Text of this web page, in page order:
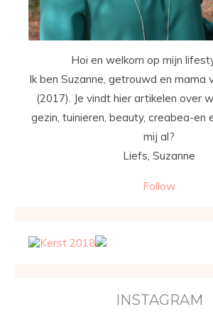
Hoi en welkom op mijn
Ik ben Suzanne, getrouwd en mama
(2017). Je vindt hier artikelen over
gezin, tuinieren, beauty, creabea-en
mij al?
Liefs, Suzanne
Follow
INSTAGRAM